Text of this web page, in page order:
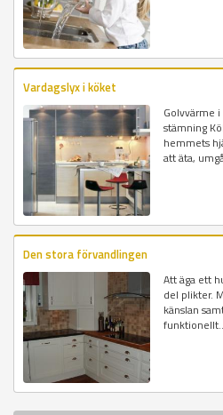
Vardagslyx i köket
Golvvärme
stämning
hemmets
att äta,
Den stora förvandlingen
Att äga ett
del plikter.
känslan